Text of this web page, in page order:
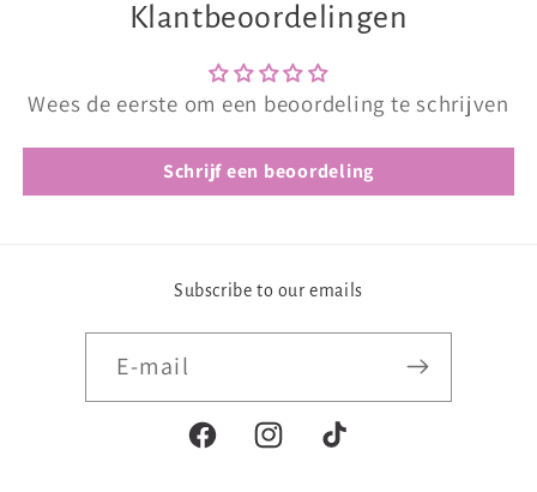
Klantbeoordelingen
Wees de eerste om een beoordeling te schrijven
Schrijf een beoordeling
Subscribe to our emails
E‑mail
FacebookInstagramTikTok